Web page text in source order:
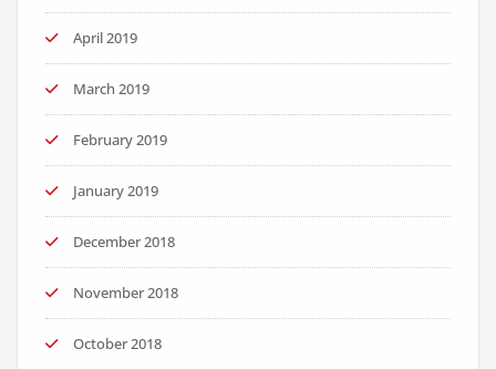
April 2019
March 2019
February 2019
January 2019
December 2018
November 2018
October 2018